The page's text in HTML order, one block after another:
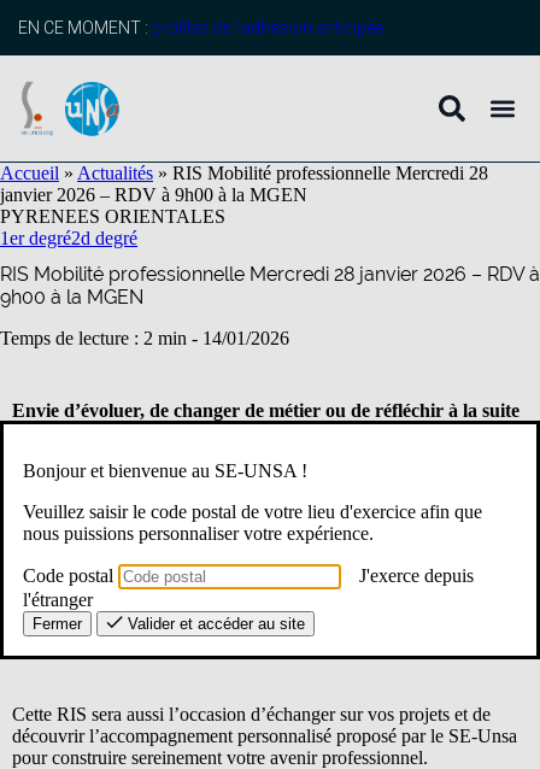
principal
EN CE MOMENT : profitez de l’adhésion anticipée
Accueil » Actualités » RIS Mobilité professionnelle Mercredi 28
janvier 2026 – RDV à 9h00 à la MGEN
PYRENEES ORIENTALES
1er degré2d degré
RIS Mobilité professionnelle Mercredi 28 janvier 2026 – RDV à
9h00 à la MGEN
Temps de lecture : 2 min - 14/01/2026
Envie d’évoluer, de changer de métier ou de réfléchir à la suite
Le SE-Unsa vous invite à une Réunion d’Information Syndicale
dédiée à la mobilité professionnellele mercredi 28 janvier 2026
de 9h00 à 12h00 à la MGEN de Perpignan.
Nous ferons le point sur les possibilités qui s’offrent à vous :
évolution de carrière, reconversion, détachement, concours,
certifications, mobilité interne ou externe à l’Éducation nationale.
Cette RIS sera aussi l’occasion d’échanger sur vos projets et de
découvrir l’accompagnement personnalisé proposé par le SE-Unsa
pour construire sereinement votre avenir professionnel.
Bonjour et bienvenue au SE-UNSA !
Veuillez saisir le code postal de votre lieu d'exercice afin que
nous puissions personnaliser votre expérience.
Code postal
J'exerce depuis
l'étranger
Fermer Valider et accéder au site